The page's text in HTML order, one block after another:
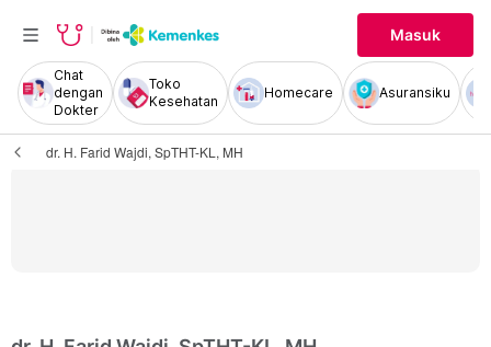
Masuk
Chat
dengan
Dokter
Toko
Kesehatan
Homecare Asuransiku
dr. H. Farid Wajdi, SpTHT-KL, MH